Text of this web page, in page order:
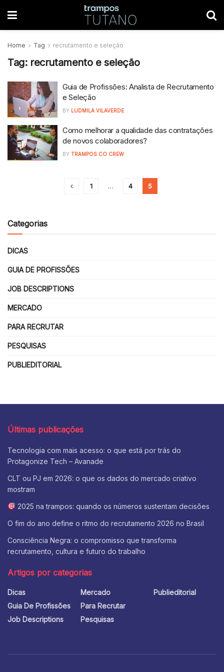
Home Tag recrutamento e seleção
Tag: recrutamento e seleção
Guia de Profissões: Analista de Recrutamento
e Seleção
BY LUDMILA VILAVERDE
Como melhorar a qualidade das contratações
de novos colaboradores?
BY TRAMPOS.CO CREW
1 … 4 5
Categorias
DICAS
GUIA DE PROFISSÕES
JOB DESCRIPTIONS
MERCADO
PARA RECRUTAR
PESQUISAS
PUBLIEDITORIAL
Últimas publicações
Tecnologia com mais acesso: o que está por trás do
Protagonize Tech – Avanade
CLT ou PJ em 2026: o que os dados do mercado criativo
mostram
2025 na trampos: quando os números sustentam decisões
O fim do ano define o ritmo do recrutamento 2026 no Brasil
Consciência Negra: o compromisso que transforma
recrutamento, cultura e futuro do trabalho
Artigos por categorias
Dicas
Guia De Profissões
Job Descriptions
Mercado
Para Recrutar
Pesquisas
Publieditorial